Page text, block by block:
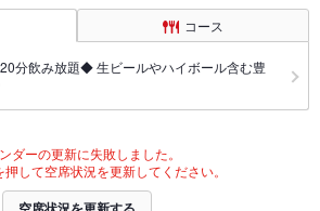
コース
分飲み放題◆ 生ビールやハイボール含む豊
ダーの更新に失敗しました。
して空席状況を更新してください。